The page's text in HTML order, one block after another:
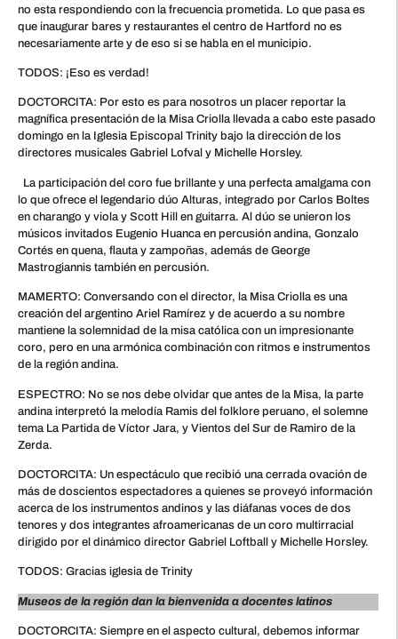
no esta respondiendo con la frecuencia prometida. Lo que pasa es
que inaugurar bares y restaurantes el centro de Hartford no es
necesariamente arte y de eso si se habla en el municipio.
TODOS: ¡Eso es verdad!
DOCTORCITA: Por esto es para nosotros un placer reportar la
magnífica presentación de la Misa Criolla llevada a cabo este pasado
domingo en la Iglesia Episcopal Trinity bajo la dirección de los
directores musicales Gabriel Lofval y Michelle Horsley.
La participación del coro fue brillante y una perfecta amalgama con
lo que ofrece el legendario dúo Alturas, integrado por Carlos Boltes
en charango y viola y Scott Hill en guitarra. Al dúo se unieron los
músicos invitados Eugenio Huanca en percusión andina, Gonzalo
Cortés en quena, flauta y zampoñas, además de George
Mastrogiannis también en percusión.
MAMERTO: Conversando con el director, la Misa Criolla es una
creación del argentino Ariel Ramírez y de acuerdo a su nombre
mantiene la solemnidad de la misa católica con un impresionante
coro, pero en una armónica combinación con ritmos e instrumentos
de la región andina.
ESPECTRO: No se nos debe olvidar que antes de la Misa, la parte
andina interpretó la melodía Ramis del folklore peruano, el solemne
tema La Partida de Víctor Jara, y Vientos del Sur de Ramiro de la
Zerda.
DOCTORCITA: Un espectáculo que recibió una cerrada ovación de
más de doscientos espectadores a quienes se proveyó información
acerca de los instrumentos andinos y las diáfanas voces de dos
tenores y dos integrantes afroamericanas de un coro multirracial
dirigido por el dinámico director Gabriel Loftball y Michelle Horsley.
TODOS: Gracias iglesia de Trinity
Museos de la región dan la bienvenida a docentes latinos
DOCTORCITA: Siempre en el aspecto cultural, debemos informar